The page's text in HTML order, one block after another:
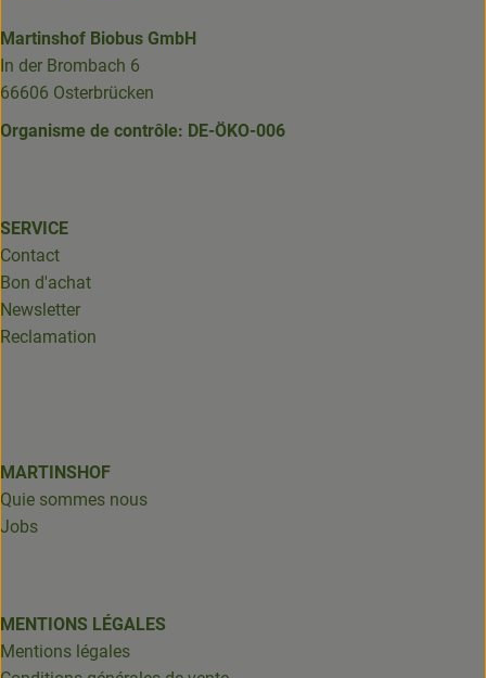
Martinshof Biobus GmbH
In der Brombach 6
66606 Osterbrücken
Organisme de contrôle: DE-ÖKO-006
SERVICE
Contact
Bon d'achat
Newsletter
Reclamation
MARTINSHOF
Quie sommes nous
Jobs
MENTIONS LÉGALES
Mentions légales